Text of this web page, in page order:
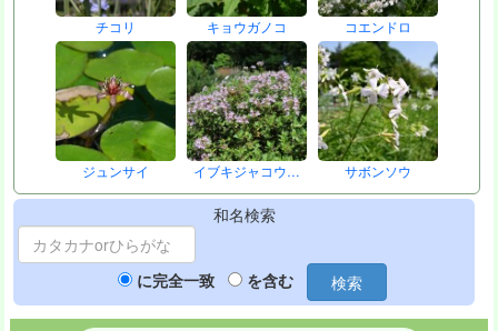
チコリ キョウガノコ コエンドロ
ジュンサイ イブキジャコウ… サボンソウ
和名検索
に完全一致 を含む 検索